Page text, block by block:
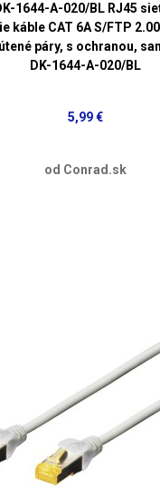
1644-A-020/BL RJ45
káble CAT 6A S/FTP
páry, s ochranou,
DK-1644-A-020/BL
5,99 €
od Conrad.sk